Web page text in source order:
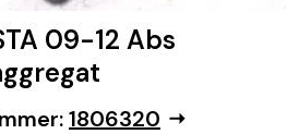
09-12 Abs
1806320